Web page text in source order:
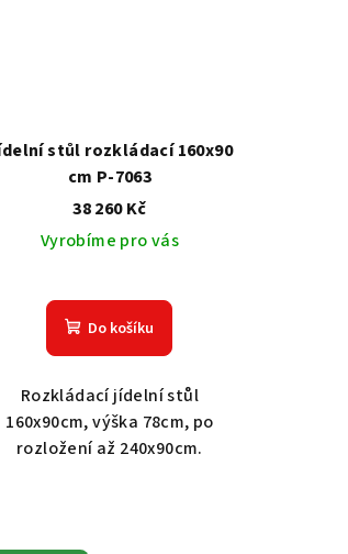
stůl rozkládací 160x90
cm P-7063
38 260 Kč
Vyrobíme pro vás
Do košíku
Rozkládací jídelní stůl
160x90cm, výška 78cm, po
rozložení až 240x90cm.